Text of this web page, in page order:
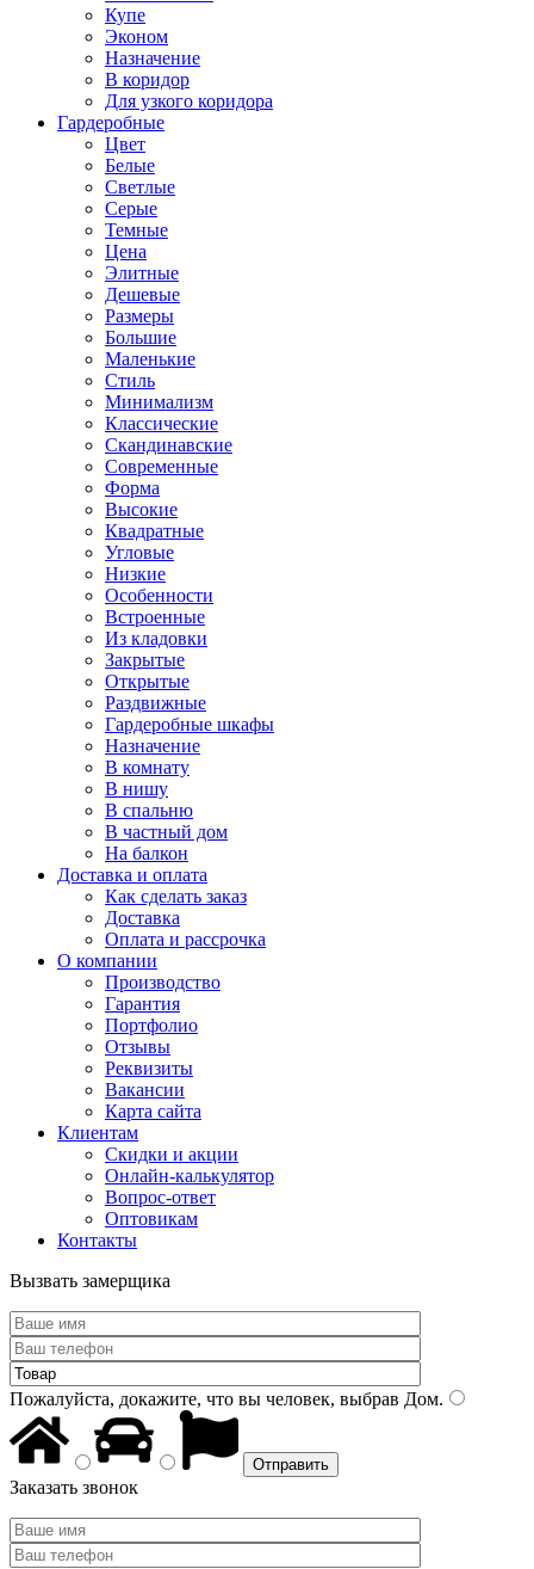
Купе
Эконом
Назначение
В коридор
Для узкого коридора
Гардеробные
Цвет
Белые
Светлые
Серые
Темные
Цена
Элитные
Дешевые
Размеры
Большие
Маленькие
Стиль
Минимализм
Классические
Скандинавские
Современные
Форма
Высокие
Квадратные
Угловые
Низкие
Особенности
Встроенные
Из кладовки
Закрытые
Открытые
Раздвижные
Гардеробные шкафы
Назначение
В комнату
В нишу
В спальню
В частный дом
На балкон
Доставка и оплата
Как сделать заказ
Доставка
Оплата и рассрочка
О компании
Производство
Гарантия
Портфолио
Отзывы
Реквизиты
Вакансии
Карта сайта
Клиентам
Скидки и акции
Онлайн-калькулятор
Вопрос-ответ
Оптовикам
Контакты
Вызвать замерщика
Пожалуйста, докажите, что вы человек, выбрав Дом.
Заказать звонок